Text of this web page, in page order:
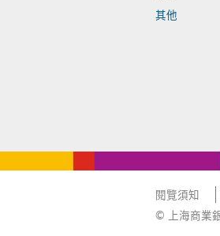
其他
閱覽須知
© 上海商業